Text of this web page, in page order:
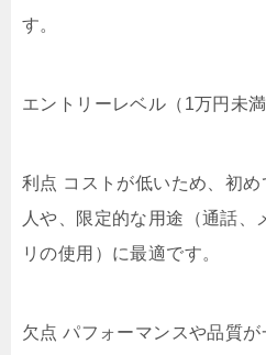
す。
エントリーレベル（1万円未満
利点 コストが低いため、初
人や、限定的な用途（通話、
リの使用）に最適です。
欠点 パフォーマンスや品質